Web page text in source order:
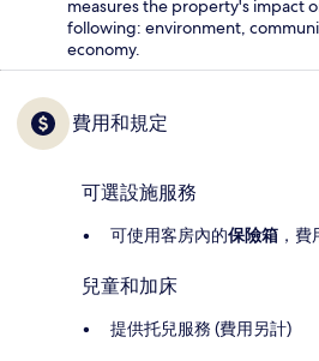
measures the property's impact
following: environment,
economy.
費用和規定
可選設施服務
可使用客房內的保險箱 ，
兒童和加床
提供托兒服務 (費用另計)